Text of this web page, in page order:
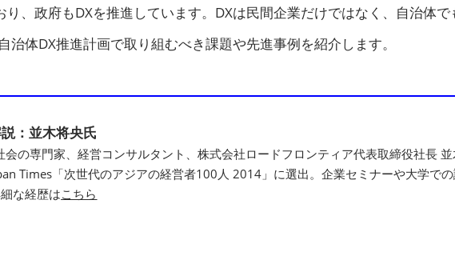
ル展
ル展
交通アクセス
、政府もDXを推進しています。DXは民間企業だけではなく、自治体で
治体DX推進計画で取り組むべき課題や先進事例を紹介します。
：並木将央氏
会の専門家、経営コンサルタント、株式会社ロードフロンティア代表取締役社長 並
Times「次世代のアジアの経営者100人 2014」に選出。企業セミナーや大学での
な経歴はこちら